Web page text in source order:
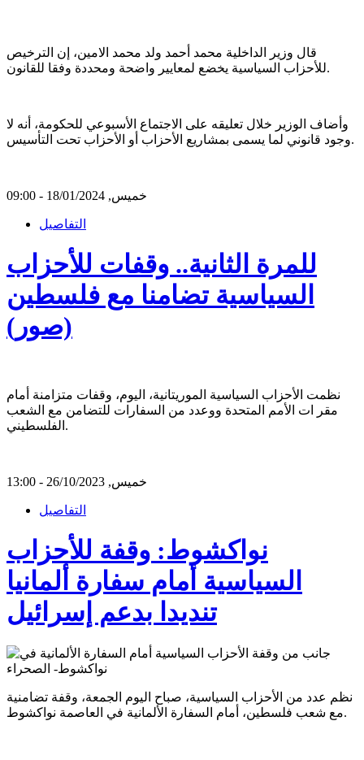
قال وزير الداخلية محمد أحمد ولد محمد الامين، إن الترخيص
للأحزاب السياسية يخضع لمعايير واضحة ومحددة وفقا للقانون.
وأضاف الوزير خلال تعليقه على الاجتماع الأسبوعي للحكومة، أنه لا
وجود قانوني لما يسمى بمشاريع الأحزاب أو الأحزاب تحت التأسيس.
خميس, 18/01/2024 - 09:00
التفاصيل
للمرة الثانية.. وقفات للأحزاب
السياسية تضامنا مع فلسطين
(صور)
نظمت الأحزاب السياسية الموريتانية، اليوم، وقفات متزامنة أمام
مقر ات الأمم المتحدة ووعدد من السفارات للتضامن مع الشعب
الفلسطيني.
خميس, 26/10/2023 - 13:00
التفاصيل
نواكشوط: وقفة للأحزاب
السياسية أمام سفارة ألمانيا
تنديدا بدعم إسرائيل
نظم عدد من الأحزاب السياسية، صباح اليوم الجمعة، وقفة تضامنية
مع شعب فلسطين، أمام السفارة الألمانية في العاصمة نواكشوط.